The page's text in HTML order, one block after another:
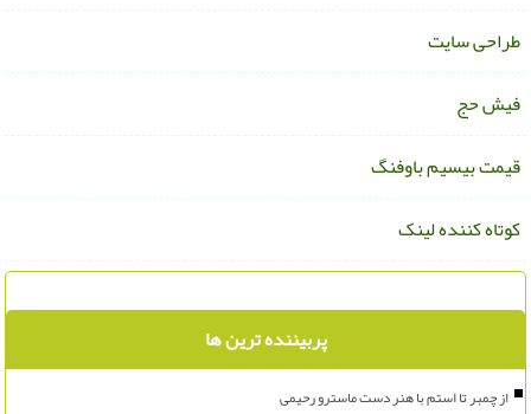
سایت
حج
بیسیم باوفنگ
کننده لینک
پربیننده ترین ها
از چمبر تا استم با هنر دست ماسترو رحیمی